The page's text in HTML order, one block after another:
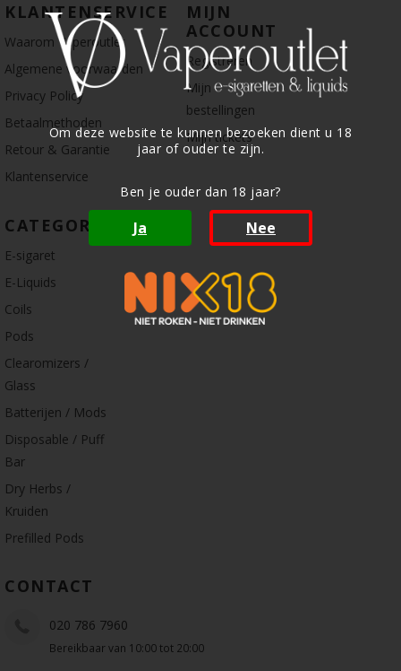
Om deze website te kunnen bezoeken dient u 18
jaar of ouder te zijn.
Ben je ouder dan 18 jaar?
Ja Nee
KLANTENSERVICE
Waarom Vaperoutlet
Algemene voorwaarden
Privacy Policy
Betaalmethoden
Retour & Garantie
Klantenservice
MIJN
ACCOUNT
Registreren
Mijn
bestellingen
Mijn tickets
CATEGORIE
E-sigaret
E-Liquids
Coils
Pods
Clearomizers /
Glass
Batterijen / Mods
Disposable / Puff
Bar
Dry Herbs /
Kruiden
Prefilled Pods
CONTACT
020 786 7960
Bereikbaar van 10:00 tot 20:00